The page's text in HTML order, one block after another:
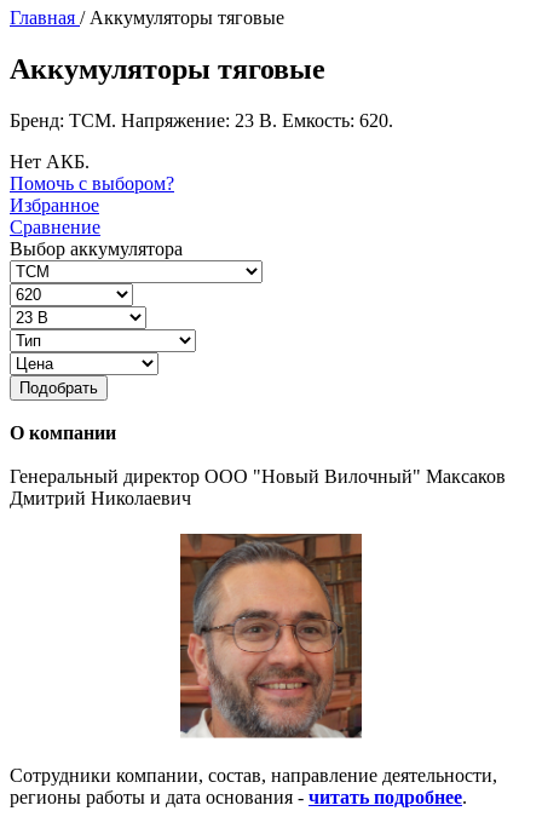
Главная / Аккумуляторы тяговые
Аккумуляторы тяговые
Бренд: TCM. Напряжение: 23 В. Емкость: 620.
Нет АКБ.
Помочь с выбором?
Избранное
Сравнение
Выбор аккумулятора
Подобрать
О компании
Генеральный директор ООО "Новый Вилочный" Максаков
Дмитрий Николаевич
Сотрудники компании, состав, направление деятельности,
регионы работы и дата основания - читать подробнее.